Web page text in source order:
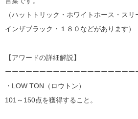
（ハットトリック・ホワイトホース・ス
インザブラック・１８０などがあります）
【アワードの詳細解説】
ーーーーーーーーーーーーーーーーーーー
・LOW TON（ロウトン）
101～150点を獲得すること。